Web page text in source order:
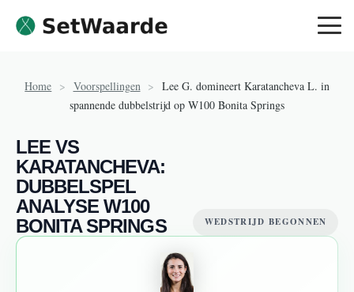
Home > Voorspellingen > Lee G. domineert Karatancheva L. in
spannende dubbelstrijd op W100 Bonita Springs
LEE VS
KARATANCHEVA:
DUBBELSPEL
ANALYSE W100
BONITA SPRINGS
WEDSTRIJD BEGONNEN